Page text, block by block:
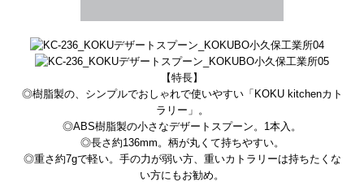
【特長】
◎樹脂製の、シンプルでおしゃれで使いやすい「KOKU kitchenカト
ラリー」。
◎ABS樹脂製の小さなデザートスプーン。1本入。
◎長さ約136mm。柄が丸くて持ちやすい。
◎重さ約7gで軽い。手の力が弱い方、重いカトラリーは持ちたくな
い方にもお勧め。